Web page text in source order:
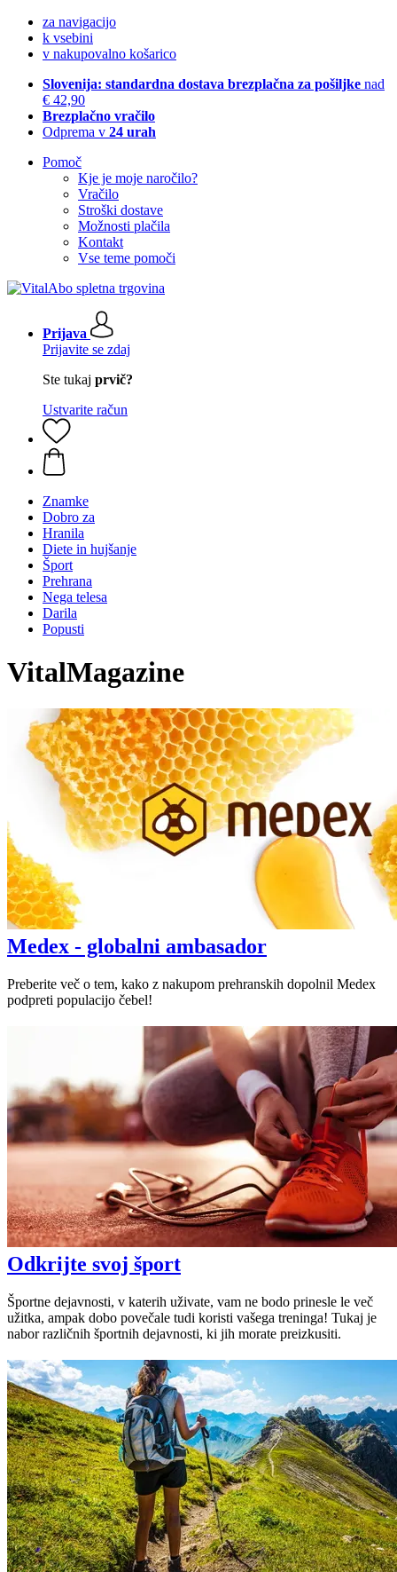
za navigacijo
k vsebini
v nakupovalno košarico
Slovenija: standardna dostava brezplačna za pošiljke nad
€ 42,90
Brezplačno vračilo
Odprema v 24 urah
Pomoč
Kje je moje naročilo?
Vračilo
Stroški dostave
Možnosti plačila
Kontakt
Vse teme pomoči
Prijava
Prijavite se zdaj
Ste tukaj prvič?
Ustvarite račun
Znamke
Dobro za
Hranila
Diete in hujšanje
Šport
Prehrana
Nega telesa
Darila
Popusti
VitalMagazine
Medex - globalni ambasador
Preberite več o tem, kako z nakupom prehranskih dopolnil Medex
podpreti populacijo čebel!
Odkrijte svoj šport
Športne dejavnosti, v katerih uživate, vam ne bodo prinesle le več
užitka, ampak dobo povečale tudi koristi vašega treninga! Tukaj je
nabor različnih športnih dejavnosti, ki jih morate preizkusiti.